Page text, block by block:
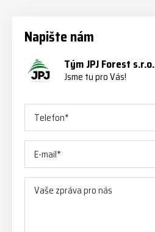
Napište nám
Tým JPJ Forest s.r.o.
Jsme tu pro Vás!